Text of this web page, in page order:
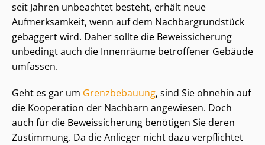
seit Jahren unbeachtet besteht, erhält neue
Aufmerksamkeit, wenn auf dem Nach­bar­grund­stück
gebaggert wird. Daher sollte die Beweissicherung
unbedingt auch die Innenräume betroffener Gebäude
umfassen.
Geht es gar um Grenzbebauung, sind Sie ohnehin auf
die Kooperation der Nachbarn angewiesen. Doch
auch für die Beweissicherung benötigen Sie deren
Zustimmung. Da die Anlieger nicht dazu verpflichtet